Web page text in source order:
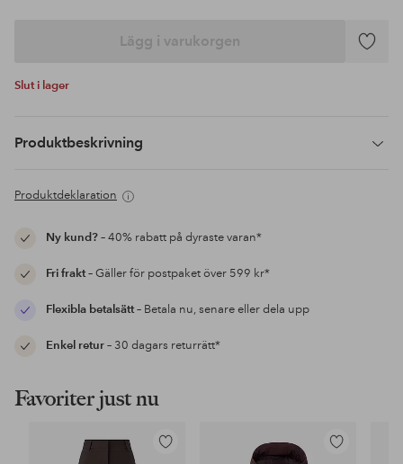
Lägg i varukorgen
Lägg
Slut i lager
Produktbeskrivning
Produktdeklaration
Ny kund?– 40% rabatt på dyraste varan*
Fri frakt– Gäller för postpaket över 599 kr*
Flexibla betalsätt– Betala nu, senare eller dela upp
Enkel retur– 30 dagars returrätt*
Favoriter just nu
Lägg
Lägg